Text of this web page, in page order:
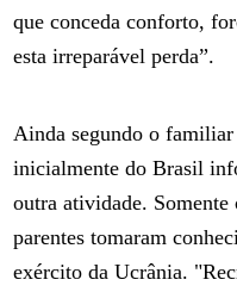
que conceda conforto,
esta irreparável perda”.
Ainda segundo o
inicialmente do Brasil
outra atividade. Somente
parentes tomaram
exército da Ucrânia.